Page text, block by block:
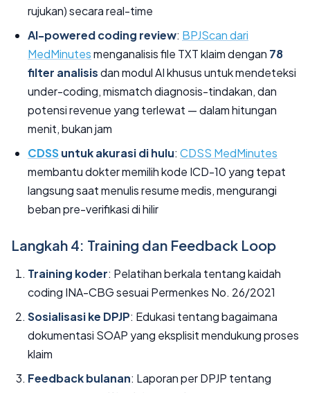
rujukan) secara real-time
AI-powered coding review: BPJScan dari
MedMinutesmenganalisis file TXT klaim dengan 78
filter analisisdan modul AI khusus untuk mendeteksi
under-coding, mismatch diagnosis-tindakan, dan
potensi revenue yang terlewat — dalam hitungan
menit, bukan jam
CDSSuntuk akurasi di hulu: CDSS MedMinutes
membantu dokter memilih kode ICD-10 yang tepat
langsung saat menulis resume medis, mengurangi
beban pre-verifikasi di hilir
Langkah 4: Training dan Feedback Loop
Training koder: Pelatihan berkala tentang kaidah
coding INA-CBG sesuai Permenkes No. 26/2021
Sosialisasi ke DPJP: Edukasi tentang bagaimana
dokumentasi SOAP yang eksplisit mendukung proses
klaim
Feedback bulanan: Laporan per DPJP tentang